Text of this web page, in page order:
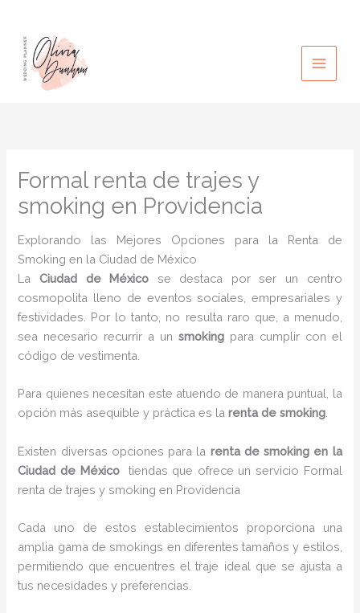
contenido
Formal renta de trajes y
smoking en Providencia
Explorando las Mejores Opciones para la Renta de
Smoking en la Ciudad de México
LaCiudad de México se destaca por ser un centro
cosmopolita lleno de eventos sociales, empresariales y
festividades. Por lo tanto, no resulta raro que, a menudo,
sea necesario recurrir a un smokingpara cumplir con el
código de vestimenta.
Para quienes necesitan este atuendo de manera puntual, la
opción más asequible y práctica es larenta de smoking
Existen diversas opciones para la renta de smoking en la
Ciudad de México
tiendas que ofrece un servicio Formal
renta de trajes y smoking en Providencia
Cada uno de estos establecimientos proporciona una
amplia gama de smokings en diferentes tamaños y estilos,
permitiendo que encuentres el traje ideal que se ajusta a
tus necesidades y preferencias.